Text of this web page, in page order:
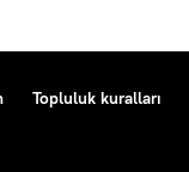
Topluluk kuralları